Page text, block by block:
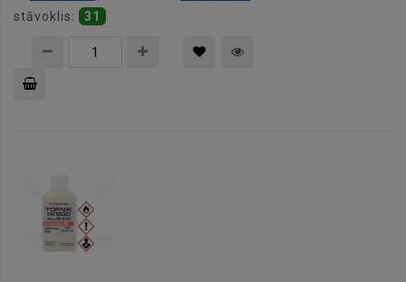
stāvoklis:
31